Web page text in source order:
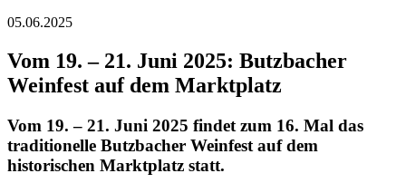
05.06.2025
Vom 19. – 21. Juni 2025: Butzbacher
Weinfest auf dem Marktplatz
Vom 19. – 21. Juni 2025 findet zum 16. Mal das
traditionelle Butzbacher Weinfest auf dem
historischen Marktplatz statt.